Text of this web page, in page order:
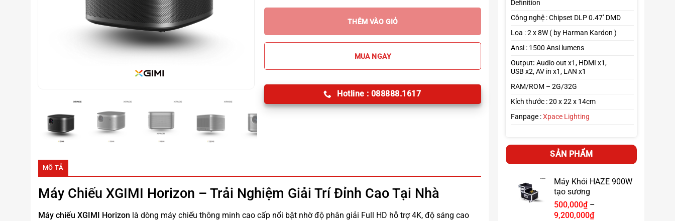
THÊM VÀO GIỎ
MUA NGAY
Hotline : 088888.1617
MÔ TẢ
Máy Chiếu XGIMI Horizon – Trải Nghiệm Giải Trí Đỉnh Cao Tại Nhà
Máy chiếu XGIMI Horizon là dòng máy chiếu thông minh cao cấp nổi bật nhờ độ phân giải Full HD hỗ trợ 4K, độ sáng cao
Definition
Công nghệ : Chipset DLP 0.47’ DMD
Loa : 2 x 8W ( by Harman Kardon )
Ansi : 1500 Ansi lumens
Output:Audio out x1, HDMI x1,
USB x2, AV in x1, LAN x1
RAM/ROM – 2G/32G
Kích thước : 20 x 22 x 14cm
Fanpage :Xpace Lighting
SẢN PHẨM
Máy Khói HAZE 900W
tạo sương
500,000₫ –
9,200,000₫Khoảng